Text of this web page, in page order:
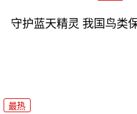
守护蓝天精灵 我国鸟类
最热